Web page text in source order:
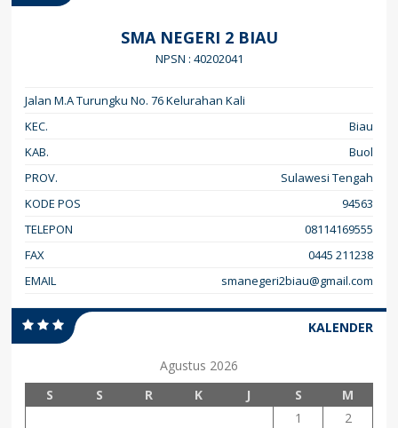
SMA NEGERI 2 BIAU
NPSN : 40202041
Jalan M.A Turungku No. 76 Kelurahan Kali
KEC.
Biau
KAB.
Buol
PROV.
Sulawesi Tengah
KODE POS
94563
TELEPON
08114169555
FAX
0445 211238
EMAIL
smanegeri2biau@gmail.com
KALENDER
Agustus 2026
S
S R K J S M
1
2